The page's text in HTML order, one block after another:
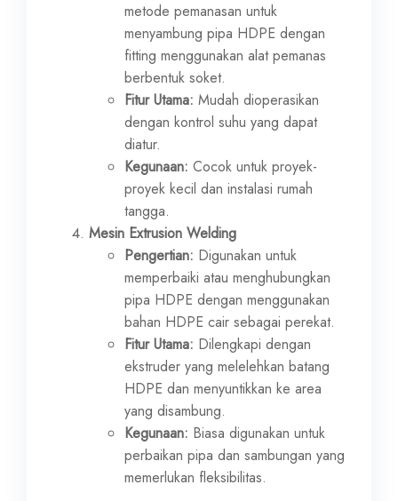
metode pemanasan untuk
menyambung pipa HDPE dengan
fitting menggunakan alat pemanas
berbentuk soket.
Fitur Utama: Mudah dioperasikan
dengan kontrol suhu yang dapat
diatur.
Kegunaan: Cocok untuk proyek-
proyek kecil dan instalasi rumah
tangga.
Mesin Extrusion Welding
Pengertian: Digunakan untuk
memperbaiki atau menghubungkan
pipa HDPE dengan menggunakan
bahan HDPE cair sebagai perekat.
Fitur Utama: Dilengkapi dengan
ekstruder yang melelehkan batang
HDPE dan menyuntikkan ke area
yang disambung.
Kegunaan: Biasa digunakan untuk
perbaikan pipa dan sambungan yang
memerlukan fleksibilitas.